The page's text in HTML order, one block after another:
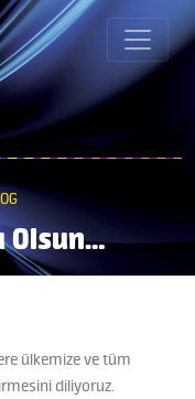
Olsun…
ülkemize ve tüm
diliyoruz.